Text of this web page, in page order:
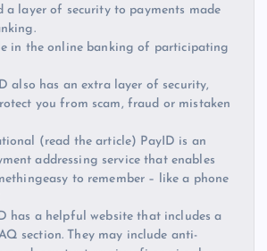
a layer of security to payments made
in the online banking of participating
also has an extra layer of security,
you from scam, fraud or mistaken
(read the article) PayID is an
addressing service that enables
to remember – like a phone
has a helpful website that includes a
section. They may include anti-